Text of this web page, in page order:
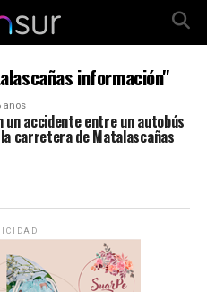
información"
años
un accidente entre un autobús
carretera de Matalascañas